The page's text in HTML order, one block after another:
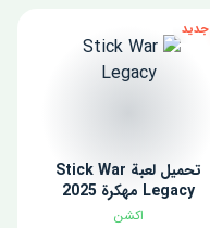
جديد
تحميل لعبة Stick War
Legacy مهكرة 2025
اكشن